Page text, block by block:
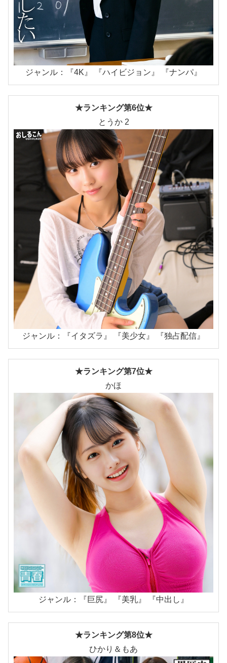
ジャンル：『4K』 『ハイビジョン』 『ナンパ』
★ランキング第6位★
とうか 2
ジャンル：『イタズラ』 『美少女』 『独占配信』
★ランキング第7位★
かほ
ジャンル：『巨尻』 『美乳』 『中出し』
★ランキング第8位★
ひかり＆もあ